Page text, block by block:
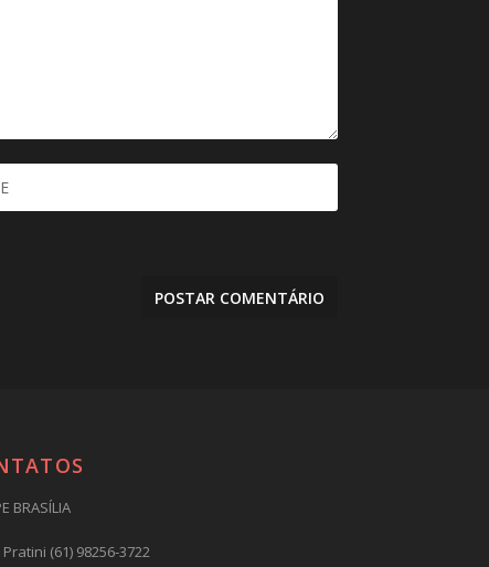
BRASÍLIA
(61) 98256-3722